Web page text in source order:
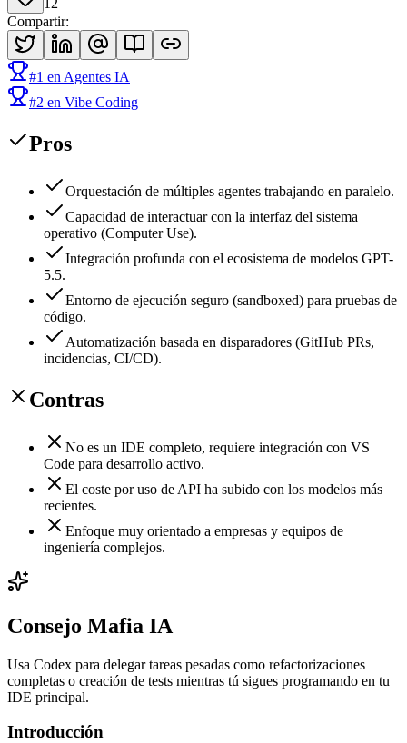
12
Compartir:
#1 en Agentes IA
#2 en Vibe Coding
Pros
Orquestación de múltiples agentes trabajando en paralelo.
Capacidad de interactuar con la interfaz del sistema
operativo (Computer Use).
Integración profunda con el ecosistema de modelos GPT-
5.5.
Entorno de ejecución seguro (sandboxed) para pruebas de
código.
Automatización basada en disparadores (GitHub PRs,
incidencias, CI/CD).
Contras
No es un IDE completo, requiere integración con VS
Code para desarrollo activo.
El coste por uso de API ha subido con los modelos más
recientes.
Enfoque muy orientado a empresas y equipos de
ingeniería complejos.
Consejo Mafia IA
Usa Codex para delegar tareas pesadas como refactorizaciones
completas o creación de tests mientras tú sigues programando en tu
IDE principal.
Introducción